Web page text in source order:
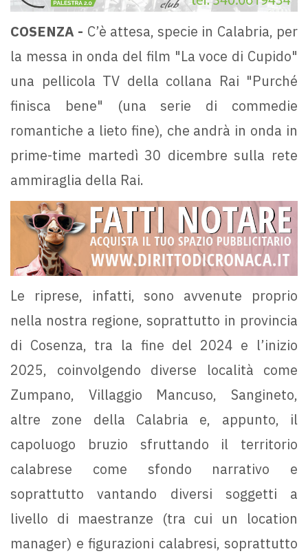
COSENZA - C’è attesa, specie in Calabria, per
la messa in onda del film "La voce di Cupido"
una pellicola TV della collana Rai "Purché
finisca bene" (una serie di commedie
romantiche a lieto fine), che andrà in onda in
prime-time martedì 30 dicembre sulla rete
ammiraglia della Rai.
Le riprese, infatti, sono avvenute proprio
nella nostra regione, soprattutto in provincia
di Cosenza, tra la fine del 2024 e l’inizio
2025, coinvolgendo diverse località come
Zumpano, Villaggio Mancuso, Sangineto,
altre zone della Calabria e, appunto, il
capoluogo bruzio sfruttando il territorio
calabrese come sfondo narrativo e
soprattutto vantando diversi soggetti a
livello di maestranze (tra cui un location
manager) e figurazioni calabresi, soprattutto